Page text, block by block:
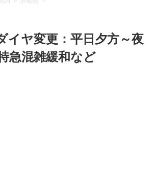
イヤ変更：平日夕方～夜
急混雑緩和など